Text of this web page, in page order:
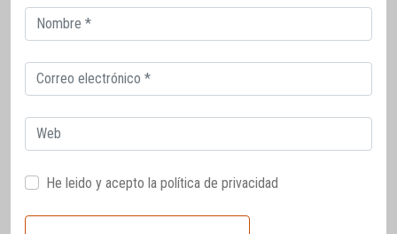
Correo
electrónico
Correo
electrónico
Web
He leido y acepto la política de privacidad